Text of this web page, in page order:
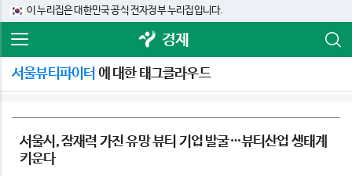
이 누리집은 대한민국 공식 전자정부 누리집입니다.
경제
서울뷰티파이터 에 대한 태그클라우드
서울시, 잠재력 가진 유망 뷰티 기업 발굴…뷰티산업 생태계
키운다